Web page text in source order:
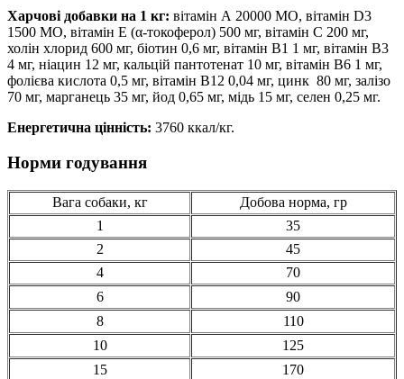
Харчові добавки на 1 кг: вітамін А 20000 МО, вітамін D3
1500 МО, вітамін Е (α-токоферол) 500 мг, вітамін С 200 мг,
холін хлорид 600 мг, біотин 0,6 мг, вітамін В1 1 мг, вітамін В3
4 мг, ніацин 12 мг, кальцій пантотенат 10 мг, вітамін В6 1 мг,
фолієва кислота 0,5 мг, вітамін В12 0,04 мг, цинк 80 мг, залізо
70 мг, марганець 35 мг, йод 0,65 мг, мідь 15 мг, селен 0,25 мг.
Енергетична цінність: 3760 ккал/кг.
Норми годування
Вага собаки, кг
Добова норма, гр
1
35
2
45
4
70
6
90
8
110
10
125
15
170